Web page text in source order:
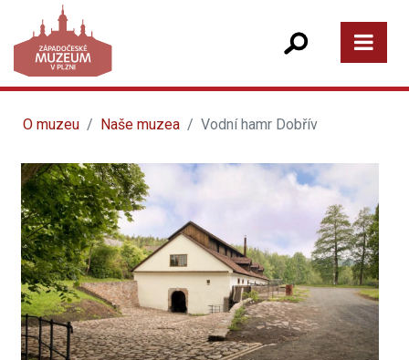
O muzeu Naše muzea Vodní hamr Dobřív